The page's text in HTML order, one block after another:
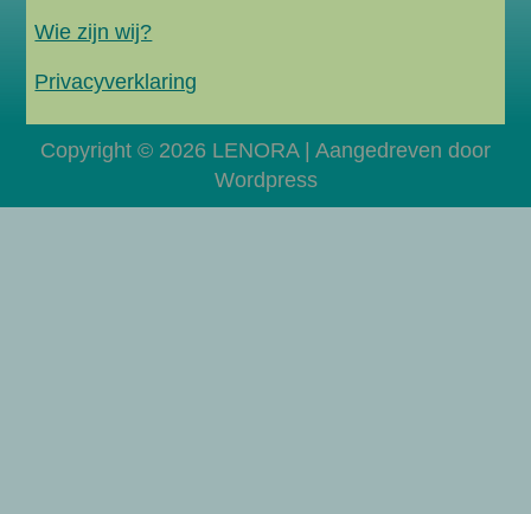
Wie zijn wij?
Privacyverklaring
Copyright © 2026 LENORA | Aangedreven door
Wordpress